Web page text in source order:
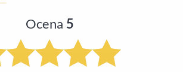
Ocena 5